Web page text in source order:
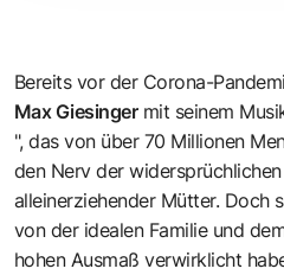
Bereits vor der Corona-
Max Giesingermit seinem
", das von über 70 Millionen
den Nerv der
alleinerziehender Mütter. Doch
von der idealen Familie und
hohen Ausmaß verwirklicht